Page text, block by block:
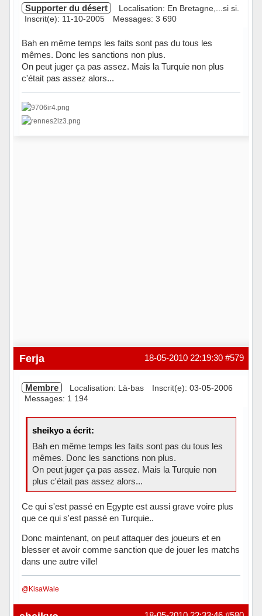
Supporter du désert
Localisation: En Bretagne,...si si.
Inscrit(e): 11-10-2005
Messages: 3 690
Bah en même temps les faits sont pas du tous les
mêmes. Donc les sanctions non plus.
On peut juger ça pas assez. Mais la Turquie non plus
c'était pas assez alors...
#579
18-05-2010 22:19:30
Ferja
Membre Localisation: Là-bas
Inscrit(e): 03-05-2006
Messages: 1 194
sheikyo a écrit:
Bah en même temps les faits sont pas du tous les
mêmes. Donc les sanctions non plus.
On peut juger ça pas assez. Mais la Turquie non
plus c'était pas assez alors...
Ce qui s'est passé en Egypte est aussi grave voire plus
que ce qui s'est passé en Turquie..
Donc maintenant, on peut attaquer des joueurs et en
blesser et avoir comme sanction que de jouer les matchs
dans une autre ville!
@KisaWale
Hors ligne